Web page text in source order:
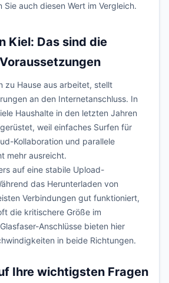
Sie auch diesen Wert im Vergleich.
Kiel: Das sind die
zu Hause aus arbeitet, stellt
an den Internetanschluss. In
Haushalte in den letzten Jahren
weil einfaches Surfen für
Kollaboration und parallele
mehr ausreicht.
auf eine stabile Upload-
das Herunterladen von
Verbindungen gut funktioniert,
die kritischere Größe im
Anschlüsse bieten hier
in beide Richtungen.
Ihre wichtigsten Fragen